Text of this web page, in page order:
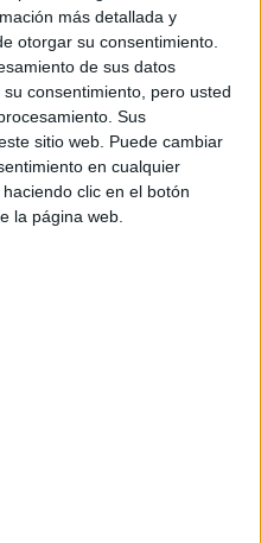
más detallada y
otorgar su consentimiento.
de sus datos
consentimiento, pero usted
Sus
sitio web. Puede cambiar
en cualquier
clic en el botón
la página web.
de Uso
de uso*